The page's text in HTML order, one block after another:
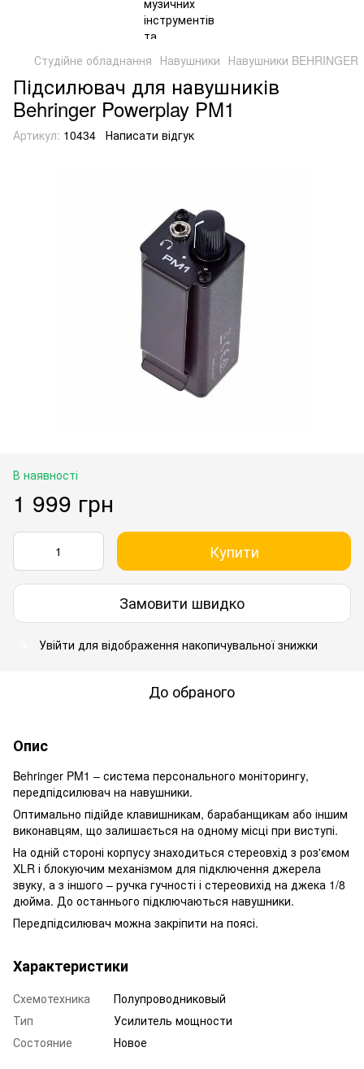
Студійне обладнання Навушники Навушники BEHRINGER
Підсилювач для навушників
Behringer Powerplay PM1
Артикул: 10434 Написати відгук
В наявності
1 999 грн
Купити
Замовити швидко
Увійти для відображення накопичувальної знижки
До обраного
Опис
Behringer PM1 – система персонального моніторингу,
передпідсилювач на навушники.
Оптимально підійде клавишникам, барабанщикам або іншим
виконавцям, що залишається на одному місці при виступі.
На одній стороні корпусу знаходиться стереовхід з роз'ємом
XLR і блокуючим механізмом для підключення джерела
звуку, а з іншого – ручка гучності і стереовихід на джека 1/8
дюйма. До останнього підключаються навушники.
Передпідсилювач можна закріпити на поясі.
Характеристики
Схемотехника
Полупроводниковый
Тип
Усилитель мощности
Состояние
Новое